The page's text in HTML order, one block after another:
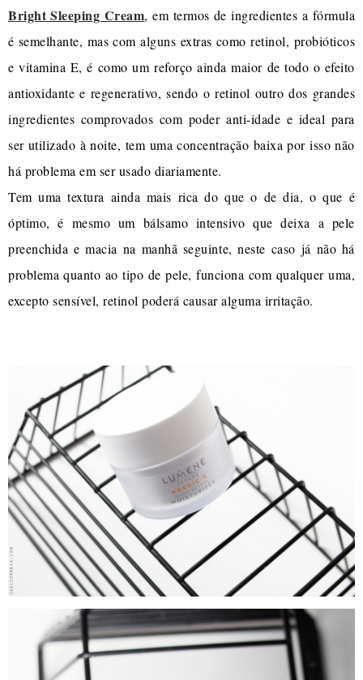
Bright Sleeping Cream, em termos de ingredientes a fórmula
é semelhante, mas com alguns extras como retinol, probióticos
e vitamina E, é como um reforço ainda maior de todo o efeito
antioxidante e regenerativo, sendo o retinol outro dos grandes
ingredientes comprovados com poder anti-idade e ideal para
ser utilizado à noite, tem uma concentração baixa por isso não
há problema em ser usado diariamente.
Tem uma textura ainda mais rica do que o de dia, o que é
óptimo, é mesmo um bálsamo intensivo que deixa a pele
preenchida e macia na manhã seguinte, neste caso já não há
problema quanto ao tipo de pele, funciona com qualquer uma,
excepto sensível, retinol poderá causar alguma irritação.